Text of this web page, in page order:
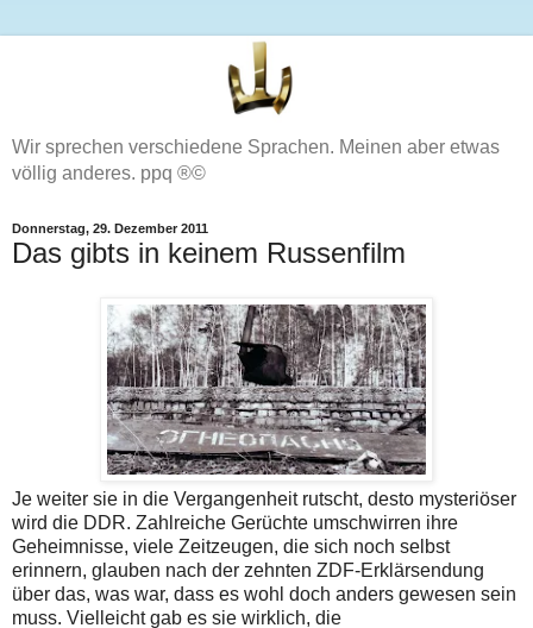
Wir sprechen verschiedene Sprachen. Meinen aber etwas
völlig anderes. ppq ®©
Donnerstag, 29. Dezember 2011
Das gibts in keinem Russenfilm
Je weiter sie in die Vergangenheit rutscht, desto mysteriöser
wird die DDR. Zahlreiche Gerüchte umschwirren ihre
Geheimnisse, viele Zeitzeugen, die sich noch selbst
erinnern, glauben nach der zehnten ZDF-Erklärsendung
über das, was war, dass es wohl doch anders gewesen sein
muss. Vielleicht gab es sie wirklich, die